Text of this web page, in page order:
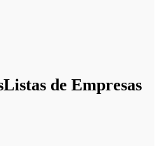
Listas de Empresas